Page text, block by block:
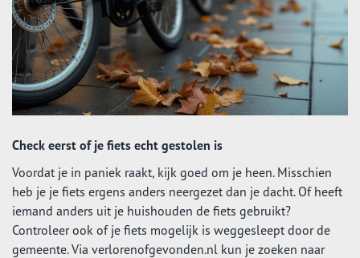
Check eerst of je fiets echt gestolen is
Voordat je in paniek raakt, kijk goed om je heen. Misschien
heb je je fiets ergens anders neergezet dan je dacht. Of heeft
iemand anders uit je huishouden de fiets gebruikt?
Controleer ook of je fiets mogelijk is weggesleept door de
gemeente. Via verlorenofgevonden.nl kun je zoeken naar